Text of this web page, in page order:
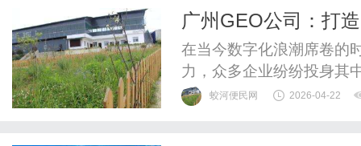
广州GEO公司：打
在当今数字化浪潮席卷的
力，众多企业纷纷投身其
地。然而，如何让网络营
蛟河便民网 2026-04-22